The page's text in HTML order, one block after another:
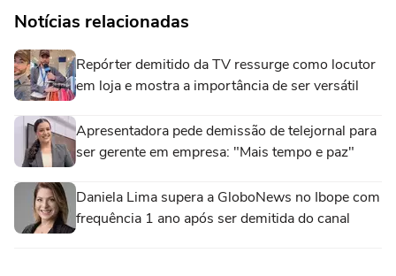
Notícias relacionadas
Repórter demitido da TV ressurge como locutor
em loja e mostra a importância de ser versátil
Apresentadora pede demissão de telejornal para
ser gerente em empresa: "Mais tempo e paz"
Daniela Lima supera a GloboNews no Ibope com
frequência 1 ano após ser demitida do canal